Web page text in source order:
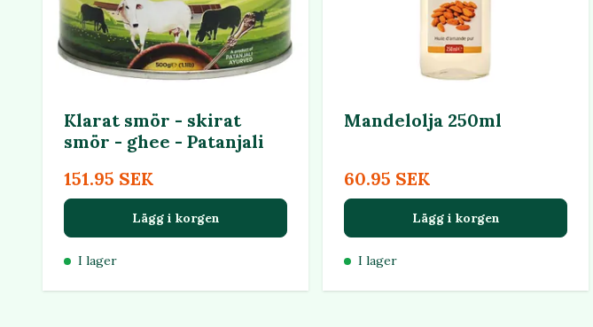
Klarat smör - skirat
smör - ghee - Patanjali
151.95 SEK
Lägg i korgen
I lager
Mandelolja 250ml
60.95 SEK
Lägg i korgen
I lager